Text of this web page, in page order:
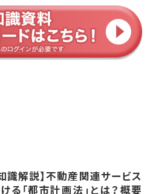
識解説】不動産関連サービス
る「都市計画法」とは？概要